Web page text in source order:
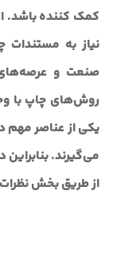
کمک کننده باشد.
نیاز به
صنعت و عرصه‌های
روش‌های چاپ با
یکی از عناصر مهم
می‌گیرند.
از طریق بخش نظرات